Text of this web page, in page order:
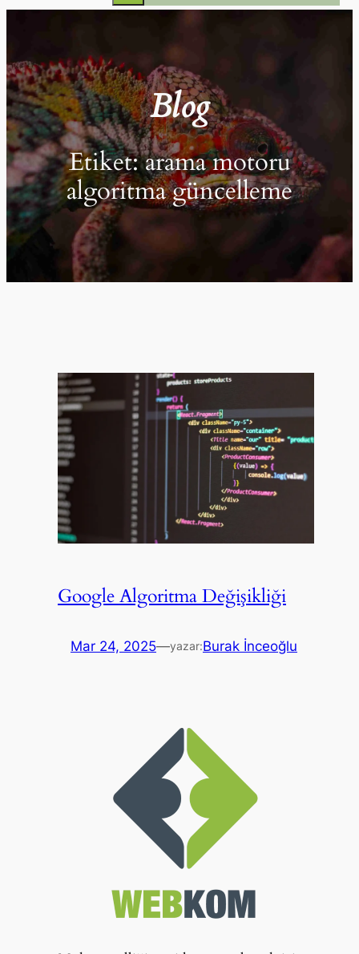
Blog
Etiket:arama motoru
algoritma güncelleme
Google Algoritma Değişikliği
Mar 24, 2025—yazar:Burak İnceoğlu